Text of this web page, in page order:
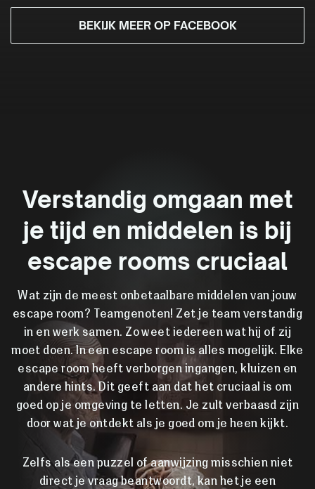
BEKIJK MEER OP FACEBOOK
Verstandig omgaan met
je tijd en middelen is bij
escape rooms cruciaal
Wat zijn de meest onbetaalbare middelen van jouw
escape room? Teamgenoten! Zet je team verstandig
in en werk samen. Zo weet iedereen wat hij of zij
moet doen. In een escape room is alles mogelijk. Elke
escape room heeft verborgen ingangen, kluizen en
andere hints. Dit geeft aan dat het cruciaal is om
goed op je omgeving te letten. Je zult verbaasd zijn
door wat je ontdekt als je goed om je heen kijkt.
Zelfs als een puzzel of aanwijzing misschien niet
direct je vraag beantwoordt, kan het je een